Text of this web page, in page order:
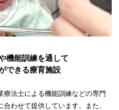
機能訓練を通して
できる療育施設
法士による機能訓練などの専門
わせて提供しています。また、